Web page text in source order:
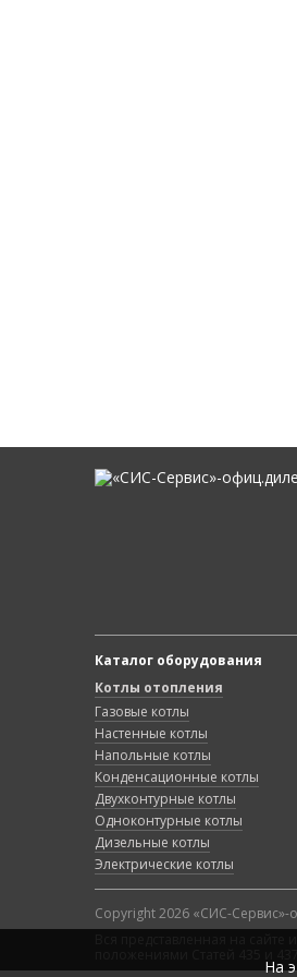
Каталог оборудования
Котлы отопления
Газовые котлы
Настенные котлы
Напольные котлы
Конденсационные котлы
Двухконтурные котлы
Одноконтурные котлы
Дизельные котлы
Электрические котлы
Copyright 2026 «СИС-Сервис»-
На